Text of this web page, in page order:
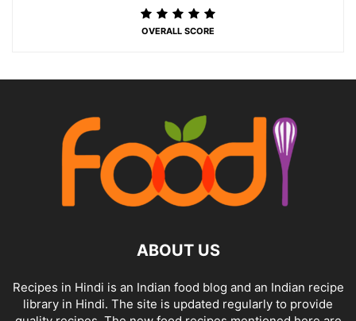
OVERALL SCORE
ABOUT US
Recipes in Hindi is an Indian food blog and an Indian recipe
library in Hindi. The site is updated regularly to provide